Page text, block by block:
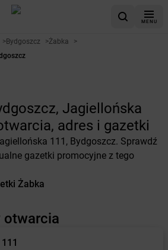
MENU
>Bydgoszcz >Żabka
>
Jagiellońska
adres i gazetki
111, Bydgoszcz. Sprawdź
gazetki promocyjne z tego
Żabka
otwarcia